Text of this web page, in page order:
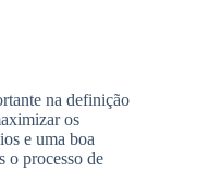
na definição
os
e uma boa
o processo de